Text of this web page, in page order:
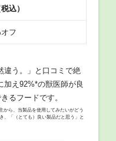
込）
フ
違う。」と口コミで絶
加え92%*の獣医師が良
るフードです。
から、当製品を使用してみたいがどう
、「（とても）良い製品だと思う」と